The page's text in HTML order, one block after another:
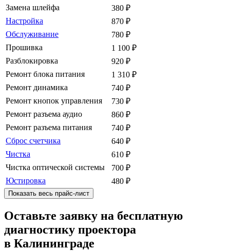
Замена шлейфа
380 ₽
Настройка
870 ₽
Обслуживание
780 ₽
Прошивка
1 100 ₽
Разблокировка
920 ₽
Ремонт блока питания
1 310 ₽
Ремонт динамика
740 ₽
Ремонт кнопок управления
730 ₽
Ремонт разъема аудио
860 ₽
Ремонт разъема питания
740 ₽
Сброс счетчика
640 ₽
Чистка
610 ₽
Чистка оптической системы
700 ₽
Юстировка
480 ₽
Показать весь прайс-лист
Оставьте заявку на бесплатную
диагностику проектора
в Калининграде